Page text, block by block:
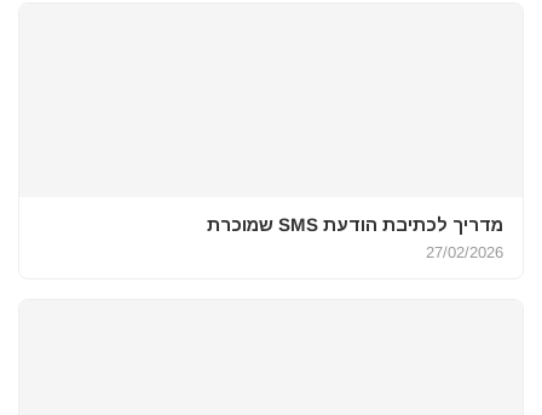
מדריך לכתיבת הודעת SMS שמוכרת
27/02/2026